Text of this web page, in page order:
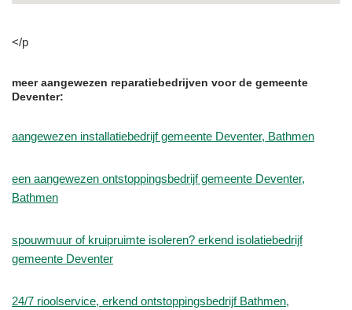
</p
meer aangewezen reparatiebedrijven voor de gemeente
Deventer:
aangewezen installatiebedrijf gemeente Deventer, Bathmen
een aangewezen ontstoppingsbedrijf gemeente Deventer,
Bathmen
spouwmuur of kruipruimte isoleren? erkend isolatiebedrijf
gemeente Deventer
24/7 rioolservice, erkend ontstoppingsbedrijf Bathmen,